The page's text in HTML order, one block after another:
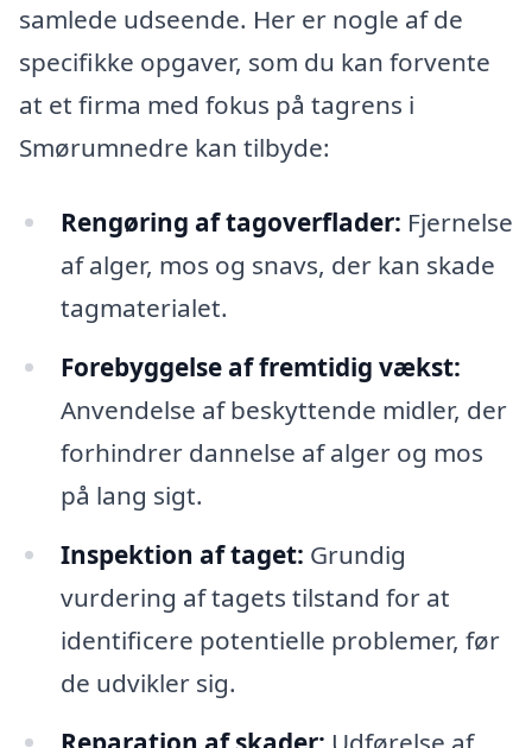
samlede udseende. Her er nogle af de
specifikke opgaver, som du kan forvente
at et firma med fokus på tagrens i
Smørumnedre kan tilbyde:
Rengøring af tagoverflader: Fjernelse
af alger, mos og snavs, der kan skade
tagmaterialet.
Forebyggelse af fremtidig vækst:
Anvendelse af beskyttende midler, der
forhindrer dannelse af alger og mos
på lang sigt.
Inspektion af taget: Grundig
vurdering af tagets tilstand for at
identificere potentielle problemer, før
de udvikler sig.